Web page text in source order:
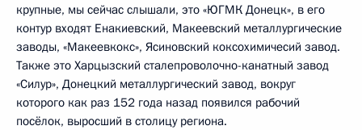
крупные, мы сейчас слышали, это «ЮГМК Донецк», в его
контур входят Енакиевский, Макеевский металлургические
заводы, «Макеевкокс», Ясиновский коксохимичесий завод.
Также это Харцызский сталепроволочно-канатный завод
«Силур», Донецкий металлургический завод, вокруг
которого как раз 152 года назад появился рабочий
посёлок, выросший в столицу региона.